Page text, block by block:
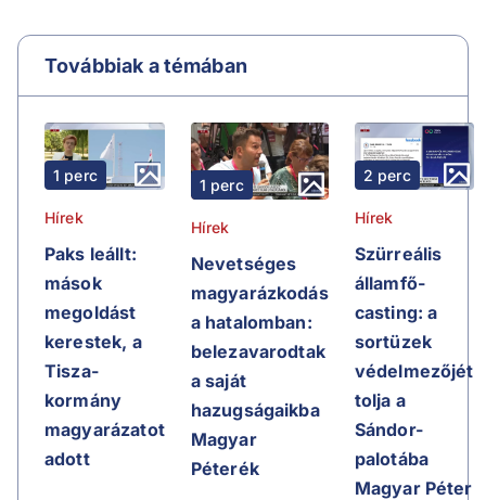
Továbbiak a témában
1 perc
Hírek
Paks leállt:
mások
megoldást
kerestek, a
Tisza-
kormány
magyarázatot
adott
1 perc
Hírek
Nevetséges
magyarázkodás
a hatalomban:
belezavarodtak
a saját
hazugságaikba
Magyar
Péterék
2 perc
Hírek
Szürreális
államfő-
casting: a
sortüzek
védelmezőjét
tolja a
Sándor-
palotába
Magyar Péter